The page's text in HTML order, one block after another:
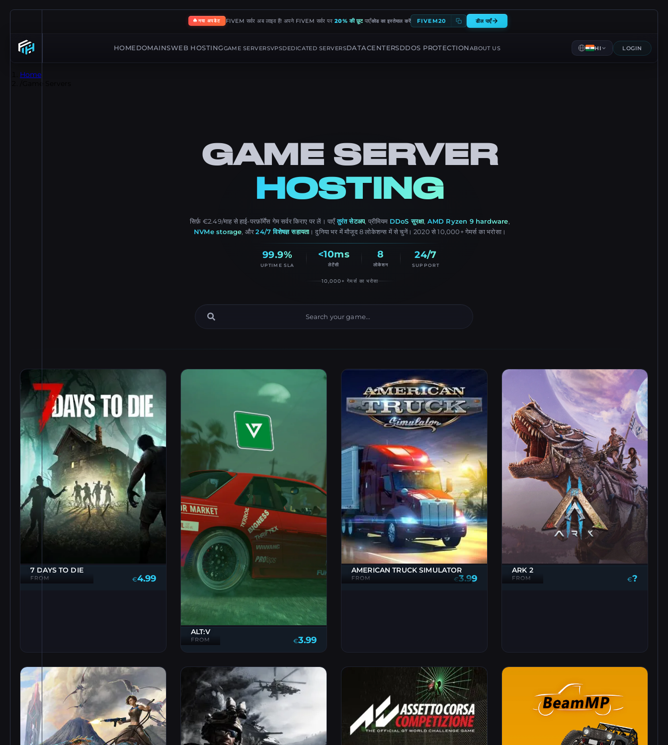
🔥नया अपडेट FIVEM सर्वर अब लाइव हैं! अपने FIVEM सर्वर पर 20% की छूट पाएँकोड का इस्तेमाल करें FIVEM20 डील पाएँ
HOME DOMAINSWEB HOSTINGGAME SERVERSVPSDEDICATED SERVERSDATACENTERSDDOS PROTECTIONABOUT US HI LOGIN
Home
GAME SERVER
HOSTING
सिर्फ़ €2.49/माह से हाई-परफ़ॉर्मेंस गेम सर्वर किराए पर लें। पाएँ तुरंत सेटअप, प्रीमियम DDoS सुरक्षा, AMD Ryzen 9 hardware,
NVMe storage, और24/7 विशेषज्ञ सहायता । दुनिया भर में मौजूद 8 लोकेशन्स में से चुनें। 2020 से 10,000+ गेमर्स का भरोसा।
99.9%
UPTIME SLA
<10ms
लेटेंसी
8
लोकेशन
24/7
SUPPORT
10,000+ गेमर्स का भरोसा
7 DAYS TO DIE
FROM €4.99
ALT:V
FROM €3.99
AMERICAN TRUCK SIMULATOR
FROM €3.99
ARK 2
FROM €?